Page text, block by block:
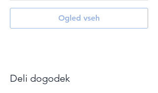
Ogled vseh
Deli dogodek